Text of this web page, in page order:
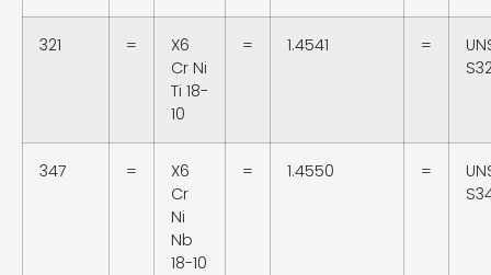
321 =
X6
Cr Ni
Ti 18-
10
= 1.4541 =
347 =
X6
Cr
Ni
Nb
18-10
= 1.4550 =